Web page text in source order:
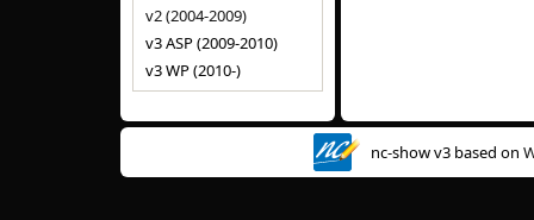
v2 (2004-2009)
v3 ASP (2009-2010)
v3 WP (2010-)
nc-show v3 based on